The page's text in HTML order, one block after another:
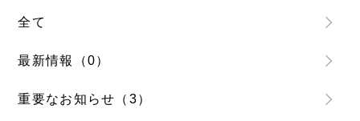
全て
最新情報（0）
重要なお知らせ（3）